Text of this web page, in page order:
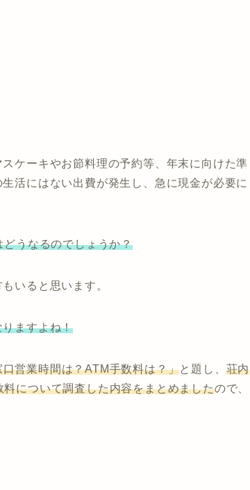
ケーキやお節料理の予約等、年末に向けた準
活にはない出費が発生し、急に現金が必要に
うなるのでしょうか？
いると思います。
ますよね！
営業時間は？ATM手数料は？」と題し、 荘内
について調査した内容をまとめましたので、